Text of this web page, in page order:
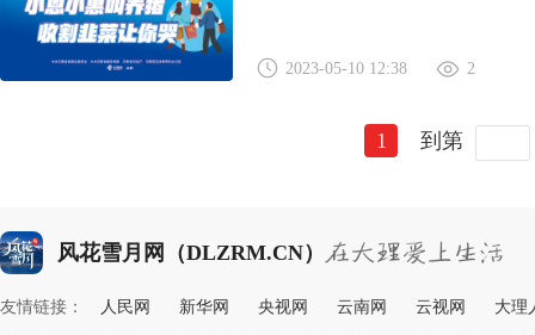
2023-05-10 12:38 2
1 到第
风花雪月网（DLZRM.CN）
友情链接： 人民网 新华网 央视网 云南网 云视网 大理